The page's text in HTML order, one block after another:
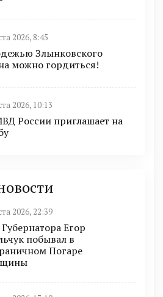
2026, 8:45
Злынковского
можно гордиться!
2026, 10:13
России приглашает на
2026, 22:39
Егор
побывал в
Погаре